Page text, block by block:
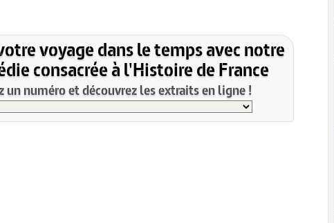
voyage dans le temps avec notre
consacrée à l'Histoire de France
un numéro et découvrez les extraits en ligne !